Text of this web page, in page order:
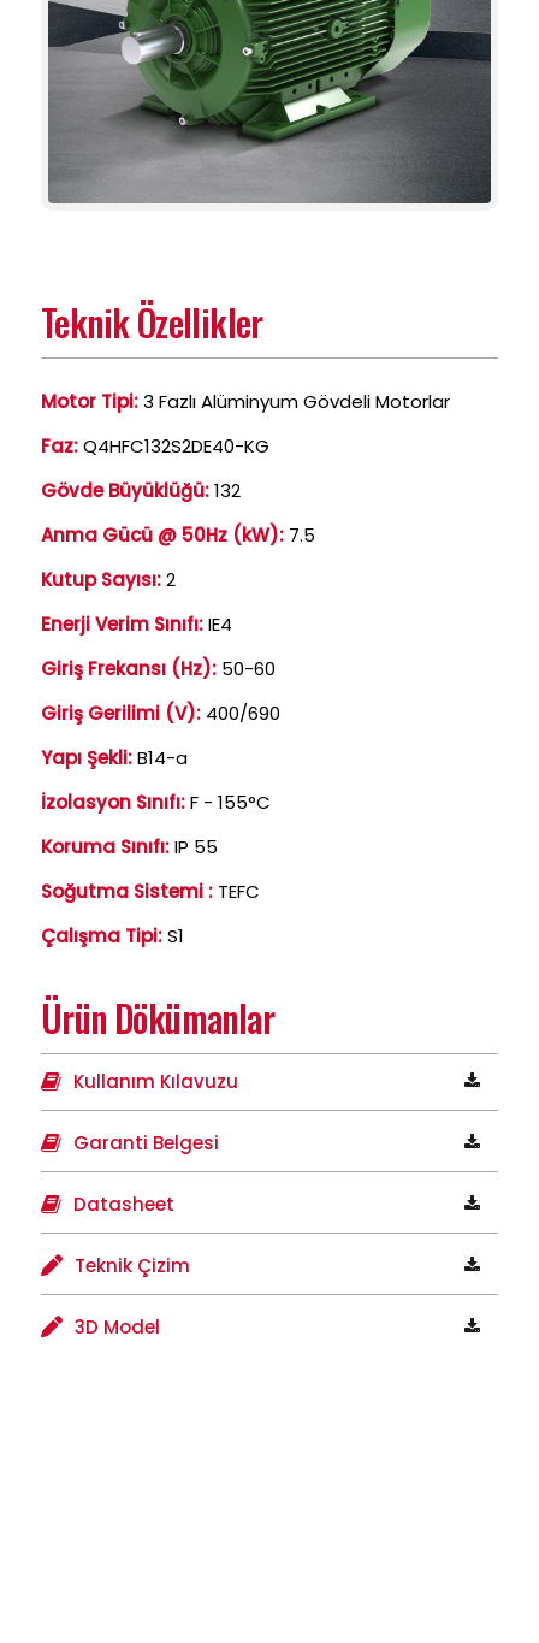
Teknik Özellikler
Motor Tipi:3 Fazlı Alüminyum Gövdeli Motorlar
Faz:Q4HFC132S2DE40-KG
Gövde Büyüklüğü:132
Anma Gücü @ 50Hz (kW): 7.5
Kutup Sayısı:2
Enerji Verim Sınıfı:IE4
Giriş Frekansı (Hz): 50-60
Giriş Gerilimi (V): 400/690
Yapı Şekli:B14-a
İzolasyon Sınıfı:F - 155°C
Koruma Sınıfı:IP 55
Soğutma Sistemi : TEFC
Çalışma Tipi:S1
Ürün Dökümanlar
Kullanım Kılavuzu
Garanti Belgesi
Datasheet
Teknik Çizim
3D Model